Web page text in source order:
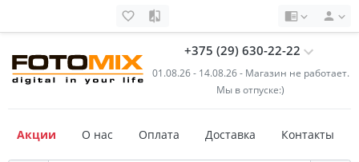
+375 (29) 630-22-22
01.08.26 - 14.08.26 - Магазин не работает.
Мы в отпуске:)
Акции О нас Оплата Доставка Контакты